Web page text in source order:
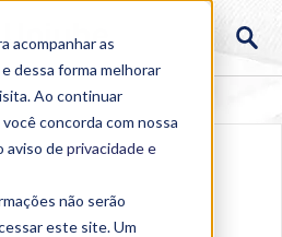
acompanhar as
dessa forma melhorar
Ao continuar
concorda com nossa
aviso deprivacidade e
não serão
este site. Um